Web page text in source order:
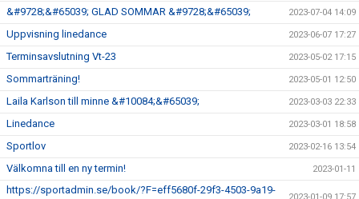
&#9728;&#65039; GLAD SOMMAR &#9728;&#65039; 2023-07-04 14:09
Uppvisning linedance 2023-06-07 17:27
Terminsavslutning Vt-23 2023-05-02 17:15
Sommarträning! 2023-05-01 12:50
Laila Karlson till minne &#10084;&#65039; 2023-03-03 22:33
Linedance 2023-03-01 18:58
Sportlov 2023-02-16 13:54
Välkomna till en ny termin! 2023-01-11
https://sportadmin.se/book/?F=eff5680f-29f3-4503-9a19-
2023-01-09 17:57